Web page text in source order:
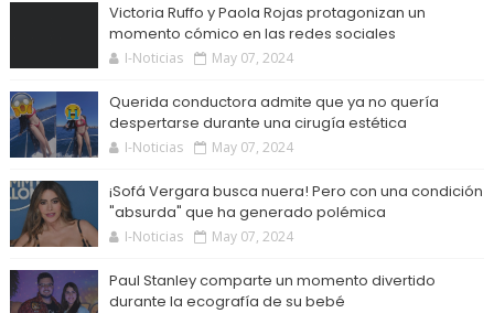
Victoria Ruffo y Paola Rojas protagonizan un
momento cómico en las redes sociales
I-Noticias May 07, 2024
Querida conductora admite que ya no quería
despertarse durante una cirugía estética
I-Noticias May 07, 2024
¡Sofá Vergara busca nuera! Pero con una condición
"absurda" que ha generado polémica
I-Noticias May 07, 2024
Paul Stanley comparte un momento divertido
durante la ecografía de su bebé